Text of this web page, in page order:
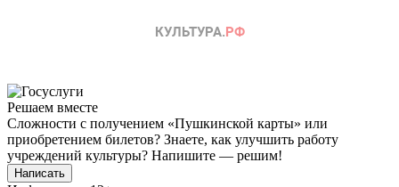
Решаем вместе
Сложности с получением «Пушкинской карты» или
приобретением билетов? Знаете, как улучшить работу
учреждений культуры? Напишите — решим!
Написать